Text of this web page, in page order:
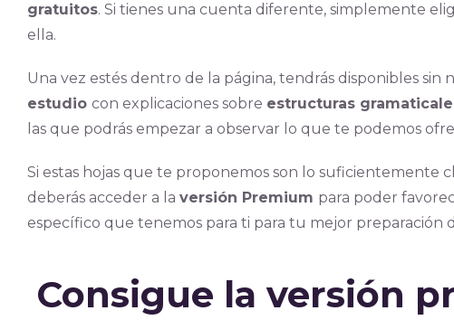
gratuitos. Si tienes una cuenta diferente, simplemente
ella.
Una vez estés dentro de la página, tendrás disponibles sin
estudio con explicaciones sobre estructuras
las que podrás empezar a observar lo que te podemos
Si estas hojas que te proponemos son lo suficientemente
deberás acceder a la versión Premium para poder
específico que tenemos para ti para tu mejor preparación
Consigue la versión